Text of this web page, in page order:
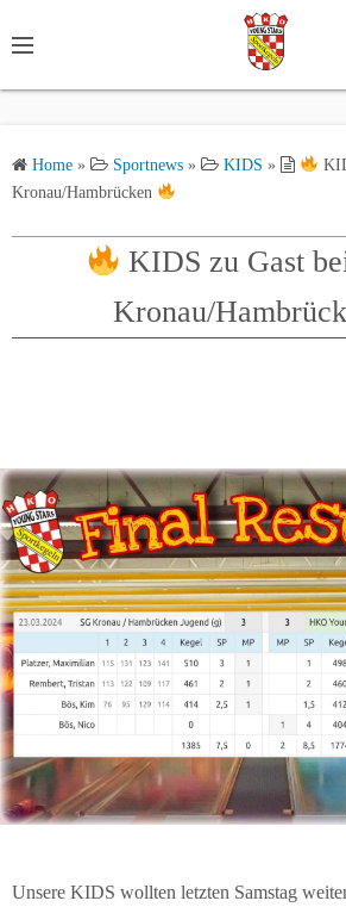
Home » Sportnews » KIDS »
Kronau/Hambrücken
KIDS zu Gast
Kronau/
Unsere KIDS wollten letzten Samstag